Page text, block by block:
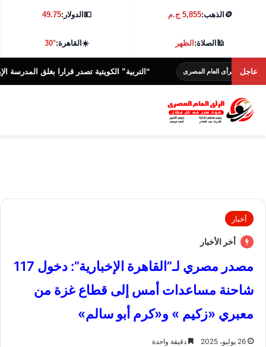
🪙 الذهب:5,855 ج.م 💵الدولار:49.75
🕌الصلاة:الظهر ☀️القاهرة:30°
عاجل
العام المصرى “التربية” الكويتية تصدر قرارا بغلق المدرسة الإيرانية
أخبار
أخر الأخبار
مصدر مصري لـ”القاهرة الإخبارية”: دخول 117
شاحنة مساعدات أمس إلى قطاع غزة من
معبري «زكيم » و«كرم أبو سالم»
26 يوليو، 2025 دقيقة واحدة